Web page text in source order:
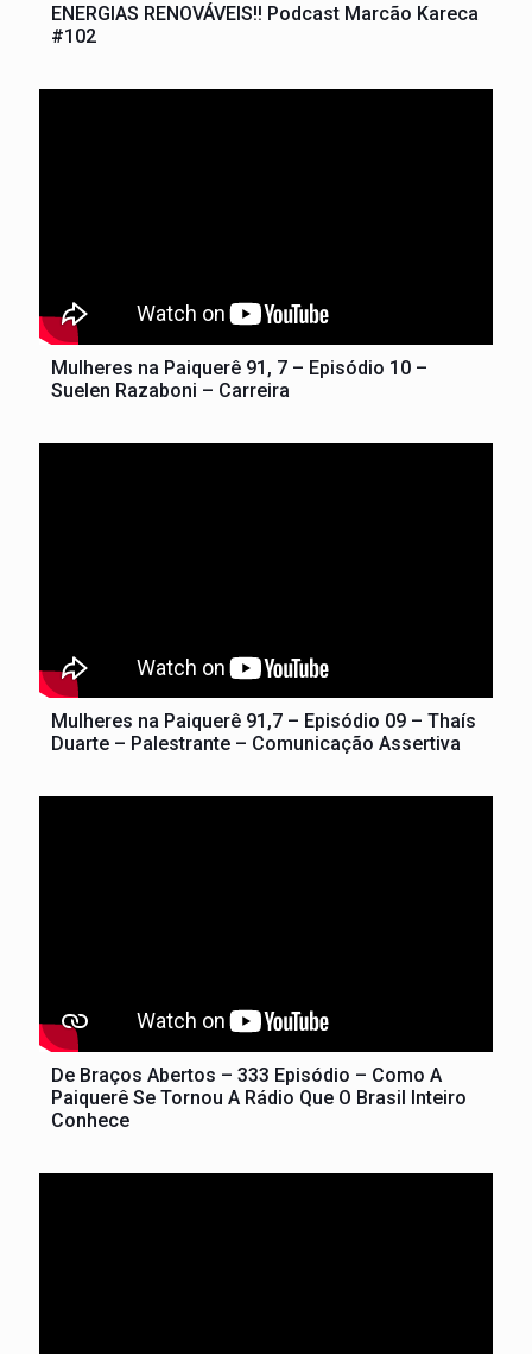
ENERGIAS RENOVÁVEIS!! Podcast Marcão Kareca
#102
Mulheres na Paiquerê 91, 7 – Episódio 10 –
Suelen Razaboni – Carreira
Mulheres na Paiquerê 91,7 – Episódio 09 – Thaís
Duarte – Palestrante – Comunicação Assertiva
De Braços Abertos – 333 Episódio – Como A
Paiquerê Se Tornou A Rádio Que O Brasil Inteiro
Conhece